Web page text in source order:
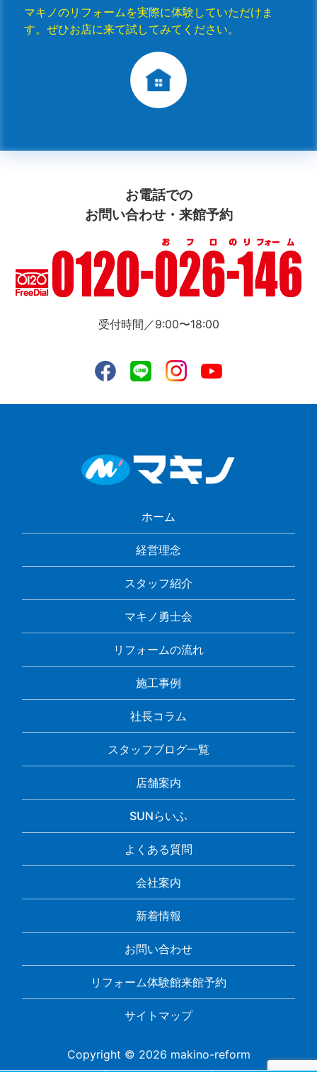
マキノのリフォームを実際に体験していただけま
す。ぜひお店に来て試してみてください。
お電話での
お問い合わせ・来館予約
受付時間／9:00〜18:00
ホーム
経営理念
スタッフ紹介
マキノ勇士会
リフォームの流れ
施工事例
社長コラム
スタッフブログ一覧
店舗案内
SUNらいふ
よくある質問
会社案内
新着情報
お問い合わせ
リフォーム体験館来館予約
サイトマップ
Copyright © 2026 makino-reform